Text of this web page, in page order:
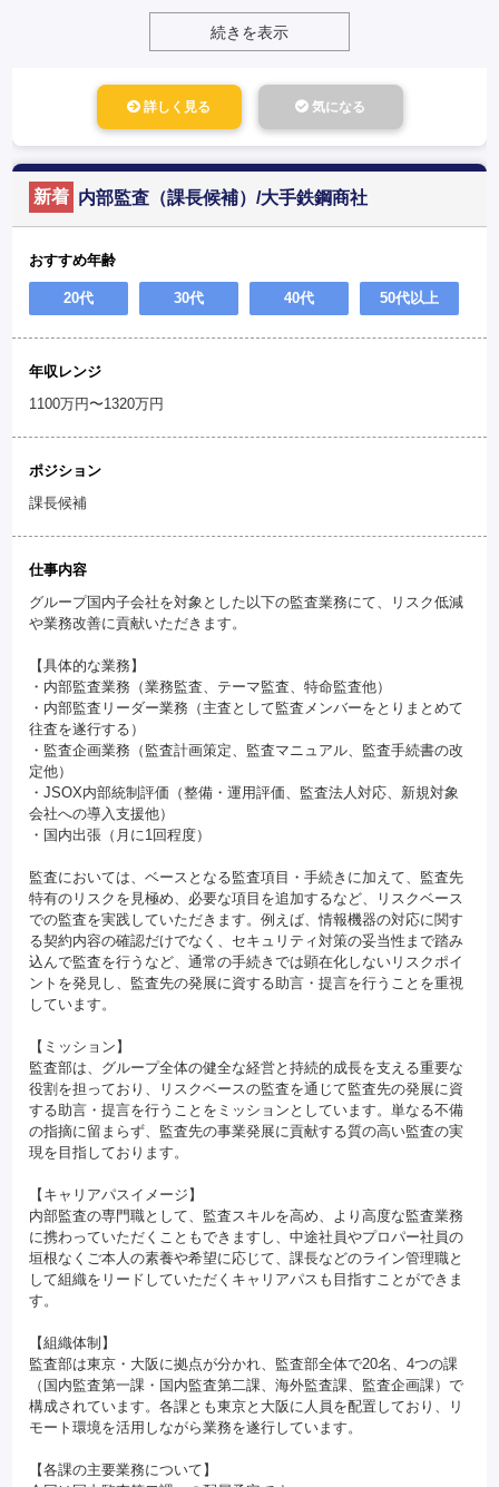
続きを表示
詳しく見る 気になる
新着 内部監査（課長候補）/大手鉄鋼商社
おすすめ年齢
20代 30代 40代 50代以上
年収レンジ
1100万円〜1320万円
ポジション
課長候補
仕事内容
グループ国内子会社を対象とした以下の監査業務にて、リスク低減
や業務改善に貢献いただきます。
【具体的な業務】
・内部監査業務（業務監査、テーマ監査、特命監査他）
・内部監査リーダー業務（主査として監査メンバーをとりまとめて
往査を遂行する）
・監査企画業務（監査計画策定、監査マニュアル、監査手続書の改
定他）
・JSOX内部統制評価（整備・運用評価、監査法人対応、新規対象
会社への導入支援他）
・国内出張（月に1回程度）
監査においては、ベースとなる監査項目・手続きに加えて、監査先
特有のリスクを見極め、必要な項目を追加するなど、リスクベース
での監査を実践していただきます。例えば、情報機器の対応に関す
る契約内容の確認だけでなく、セキュリティ対策の妥当性まで踏み
込んで監査を行うなど、通常の手続きでは顕在化しないリスクポイ
ントを発見し、監査先の発展に資する助言・提言を行うことを重視
しています。
【ミッション】
監査部は、グループ全体の健全な経営と持続的成長を支える重要な
役割を担っており、リスクベースの監査を通じて監査先の発展に資
する助言・提言を行うことをミッションとしています。単なる不備
の指摘に留まらず、監査先の事業発展に貢献する質の高い監査の実
現を目指しております。
【キャリアパスイメージ】
内部監査の専門職として、監査スキルを高め、より高度な監査業務
に携わっていただくこともできますし、中途社員やプロパー社員の
垣根なくご本人の素養や希望に応じて、課長などのライン管理職と
して組織をリードしていただくキャリアパスも目指すことができま
す。
【組織体制】
監査部は東京・大阪に拠点が分かれ、監査部全体で20名、4つの課
（国内監査第一課・国内監査第二課、海外監査課、監査企画課）で
構成されています。各課とも東京と大阪に人員を配置しており、リ
モート環境を活用しながら業務を遂行しています。
【各課の主要業務について】